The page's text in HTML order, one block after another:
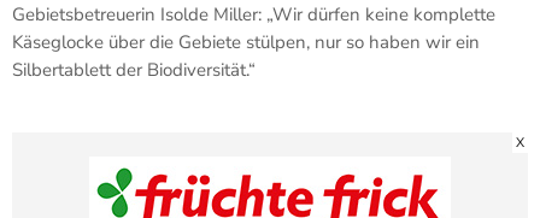
Gebietsbetreuerin Isolde Miller: „Wir dürfen keine komplette
Käseglocke über die Gebiete stülpen, nur so haben wir ein
Silbertablett der Biodiversität.“
X